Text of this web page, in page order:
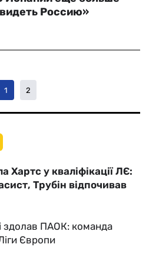
Россию»
1 2
Хартс у кваліфікації ЛЄ:
Трубін відпочивав
здолав ПАОК: команда
Європи